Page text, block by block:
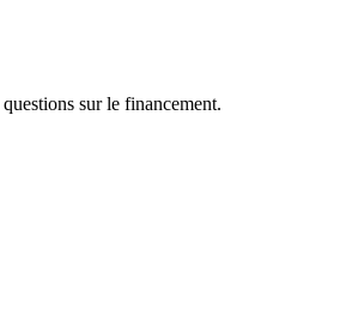
sur le financement.